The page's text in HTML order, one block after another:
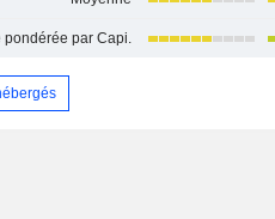
pondérée par Capi.